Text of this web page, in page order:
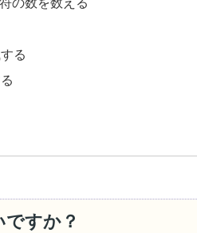
る
すか？